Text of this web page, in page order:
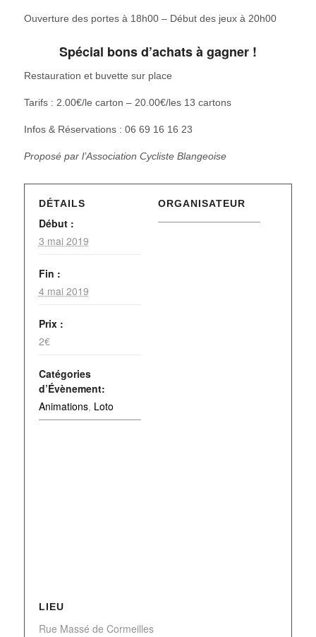
Ouverture des portes à 18h00 – Début des jeux à 20h00
Spécial bons d’achats à gagner !
Restauration et buvette sur place
Tarifs : 2.00€/le carton – 20.00€/les 13 cartons
Infos & Réservations : 06 69 16 16 23
Proposé par l’Association Cycliste Blangeoise
DÉTAILS
Début :
3 mai 2019
Fin :
4 mai 2019
Prix :
2€
Catégories
d’Évènement:
Animations, Loto
ORGANISATEUR
LIEU
Rue Massé de Cormeilles